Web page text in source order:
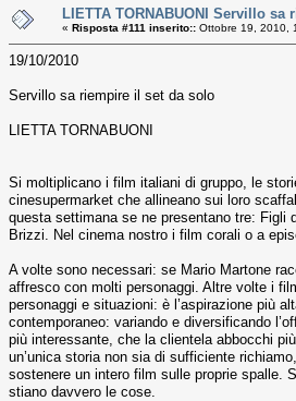
LIETTA TORNABUONI Servillo
« Risposta #111 inserito:: Ottobre 19, 2010,
19/10/2010
Servillo sa riempire il set da solo
LIETTA TORNABUONI
Si moltiplicano i film italiani di gruppo, le
cinesupermarket che allineano sui loro
questa settimana se ne presentano tre: Figli
Brizzi. Nel cinema nostro i film corali o a
A volte sono necessari: se Mario Martone
affresco con molti personaggi. Altre volte i
personaggi e situazioni: è l’aspirazione più
contemporaneo: variando e diversificando
più interessante, che la clientela abbocchi
un’unica storia non sia di sufficiente
sostenere un intero film sulle proprie spalle.
stiano davvero le cose.